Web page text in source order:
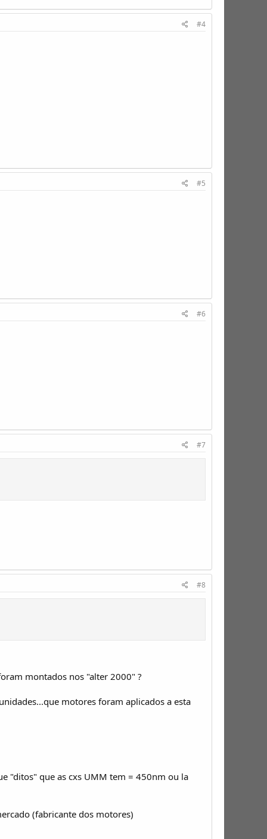
#4
#5
#6
#7
#8
montados nos "alter 2000" ?
motores foram aplicados a esta
"ditos" que as cxs UMM tem = 450nm ou la
(fabricante dos motores)